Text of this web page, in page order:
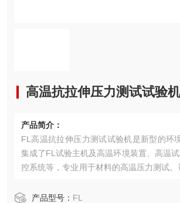
高温抗拉伸压力测试试验机
产品简介：
FL高温抗拉伸压力测试试验机是新型的环
集成了FL试验主机及高温环境装置、高温
控系统等，专业用于材料的高温压力测试。
M、ISO、GB、JIS、DIN等试验标准要求。
产品型号： FL